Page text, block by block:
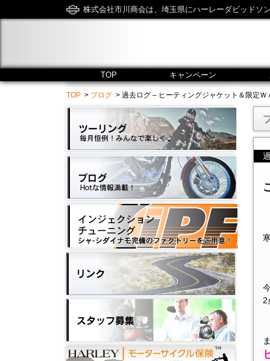
株式会社市川商会は、埼玉県にハーレーダビッドソ
TOP キャンペーン
TOP > ブログ > 過去ログ – ヒーティングジャケット＆限定
2